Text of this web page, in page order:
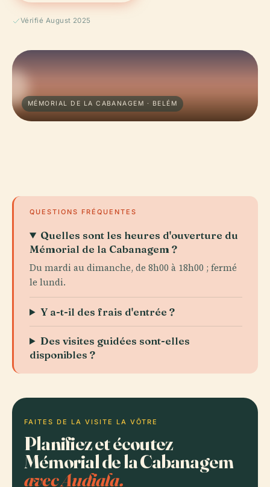
Vérifié August 2025
MÉMORIAL DE LA CABANAGEM · BELÉM
QUESTIONS FRÉQUENTES
Quelles sont les heures d'ouverture du
Mémorial de la Cabanagem ?
Du mardi au dimanche, de 8h00 à 18h00 ; fermé
le lundi.
Y a-t-il des frais d'entrée ?
Des visites guidées sont-elles
disponibles ?
FAITES DE LA VISITE LA VÔTRE
Planifiez et écoutez
Mémorial de la Cabanagem
avec Audiala.